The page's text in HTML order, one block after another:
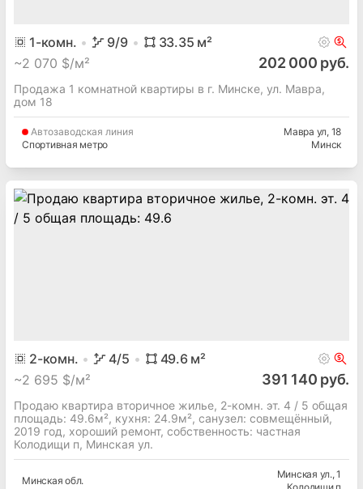
1-комн. 9/9 33.35 м²
~2 070 $/м² 202 000 руб.
Продажа 1 комнатной квартиры в г. Минске, ул. Мавра,
дом 18
Автозаводская линия
Спортивная метро
Мавра ул, 18
Минск
2-комн. 4/5 49.6м²
~2 695 $/м² 391 140 руб.
Продаю квартира вторичное жилье, 2-комн. эт. 4 / 5 общая
площадь: 49.6м², кухня: 24.9м², cанузел: совмещённый,
2019 год, хороший ремонт, собственность: частная
Колодищи п, Минская ул.
Минская обл.
Минская ул., 1